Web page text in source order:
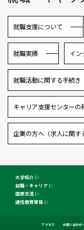
就職支援について
就職実績 イン
就職活動に関する手続き
キャリア支援センターの
企業の方へ（求人に関す
大学紹介
就職・キャリア
国際交流
通信教育課程
アクセス お問い合わせ